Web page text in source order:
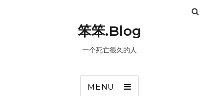
笨笨.Blog
一个死亡很久的人
MENU